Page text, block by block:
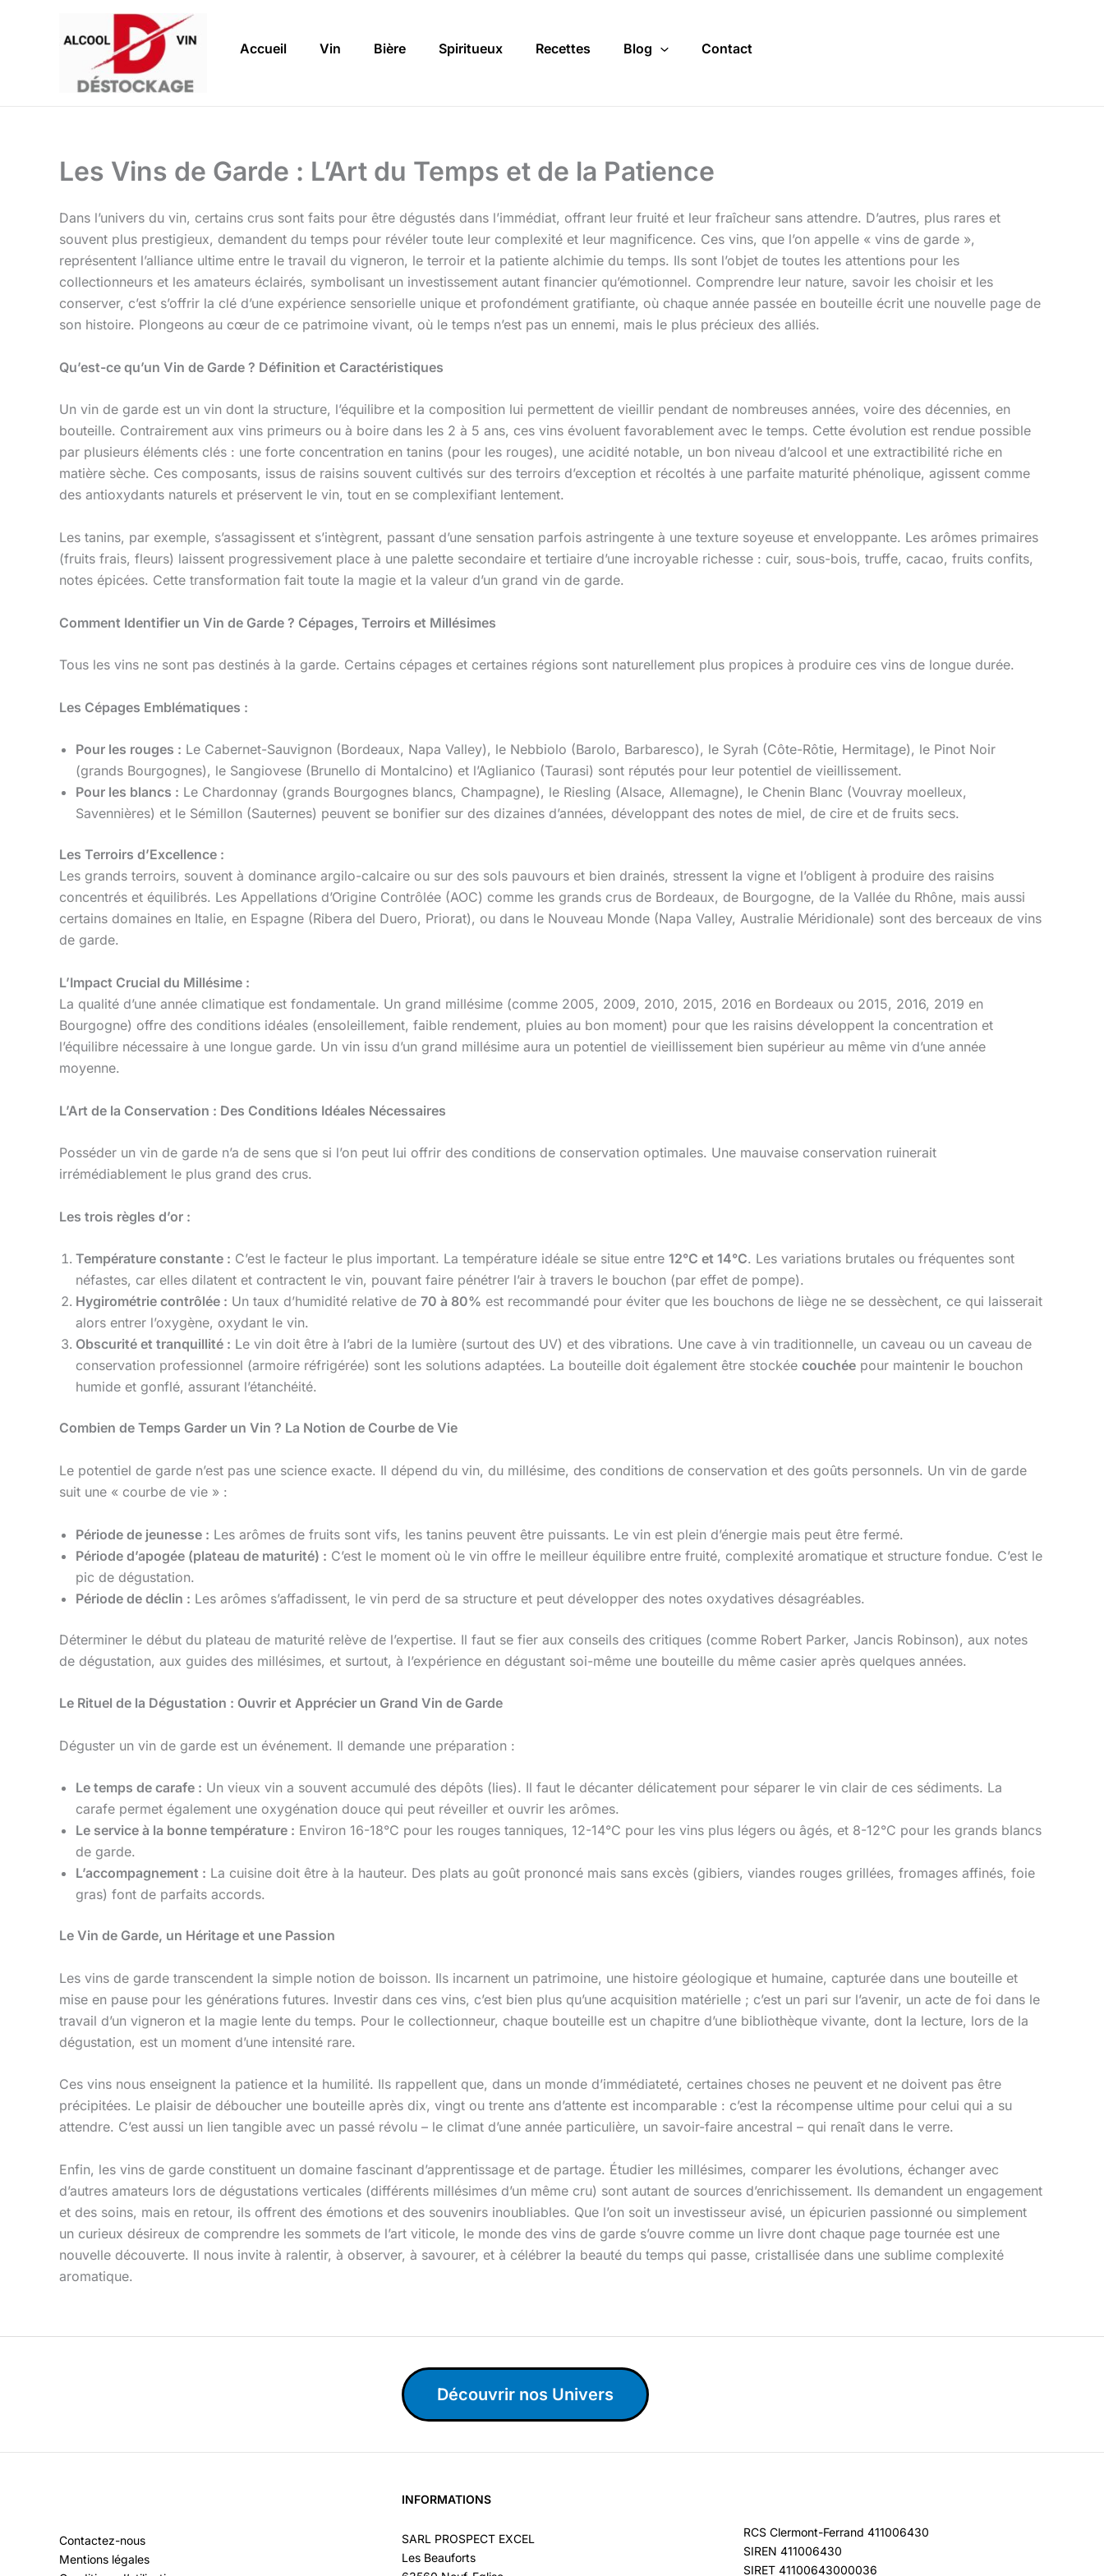
Accueil Vin Bière Spiritueux Recettes Blog Contact
Les Vins de Garde : L’Art du Temps et de la Patience
Dans l’univers du vin, certains crus sont faits pour être dégustés dans l’immédiat, offrant leur fruité et leur fraîcheur sans attendre. D’autres, plus rares et
souvent plus prestigieux, demandent du temps pour révéler toute leur complexité et leur magnificence. Ces vins, que l’on appelle « vins de garde »,
représentent l’alliance ultime entre le travail du vigneron, le terroir et la patiente alchimie du temps. Ils sont l’objet de toutes les attentions pour les
collectionneurs et les amateurs éclairés, symbolisant un investissement autant financier qu’émotionnel. Comprendre leur nature, savoir les choisir et les
conserver, c’est s’offrir la clé d’une expérience sensorielle unique et profondément gratifiante, où chaque année passée en bouteille écrit une nouvelle page de
son histoire. Plongeons au cœur de ce patrimoine vivant, où le temps n’est pas un ennemi, mais le plus précieux des alliés.
Qu’est-ce qu’un Vin de Garde ? Définition et Caractéristiques
Un vin de garde est un vin dont la structure, l’équilibre et la composition lui permettent de vieillir pendant de nombreuses années, voire des décennies, en
bouteille. Contrairement aux vins primeurs ou à boire dans les 2 à 5 ans, ces vins évoluent favorablement avec le temps. Cette évolution est rendue possible
par plusieurs éléments clés : une forte concentration en tanins (pour les rouges), une acidité notable, un bon niveau d’alcool et une extractibilité riche en
matière sèche. Ces composants, issus de raisins souvent cultivés sur des terroirs d’exception et récoltés à une parfaite maturité phénolique, agissent comme
des antioxydants naturels et préservent le vin, tout en se complexifiant lentement.
Les tanins, par exemple, s’assagissent et s’intègrent, passant d’une sensation parfois astringente à une texture soyeuse et enveloppante. Les arômes primaires
(fruits frais, fleurs) laissent progressivement place à une palette secondaire et tertiaire d’une incroyable richesse : cuir, sous-bois, truffe, cacao, fruits confits,
notes épicées. Cette transformation fait toute la magie et la valeur d’un grand vin de garde.
Comment Identifier un Vin de Garde ? Cépages, Terroirs et Millésimes
Tous les vins ne sont pas destinés à la garde. Certains cépages et certaines régions sont naturellement plus propices à produire ces vins de longue durée.
Les Cépages Emblématiques :
Pour les rouges : Le Cabernet-Sauvignon (Bordeaux, Napa Valley), le Nebbiolo (Barolo, Barbaresco), le Syrah (Côte-Rôtie, Hermitage), le Pinot Noir
(grands Bourgognes), le Sangiovese (Brunello di Montalcino) et l’Aglianico (Taurasi) sont réputés pour leur potentiel de vieillissement.
Pour les blancs : Le Chardonnay (grands Bourgognes blancs, Champagne), le Riesling (Alsace, Allemagne), le Chenin Blanc (Vouvray moelleux,
Savennières) et le Sémillon (Sauternes) peuvent se bonifier sur des dizaines d’années, développant des notes de miel, de cire et de fruits secs.
Les Terroirs d’Excellence :
Les grands terroirs, souvent à dominance argilo-calcaire ou sur des sols pauvours et bien drainés, stressent la vigne et l’obligent à produire des raisins
concentrés et équilibrés. Les Appellations d’Origine Contrôlée (AOC) comme les grands crus de Bordeaux, de Bourgogne, de la Vallée du Rhône, mais aussi
certains domaines en Italie, en Espagne (Ribera del Duero, Priorat), ou dans le Nouveau Monde (Napa Valley, Australie Méridionale) sont des berceaux de vins
de garde.
L’Impact Crucial du Millésime :
La qualité d’une année climatique est fondamentale. Un grand millésime (comme 2005, 2009, 2010, 2015, 2016 en Bordeaux ou 2015, 2016, 2019 en
Bourgogne) offre des conditions idéales (ensoleillement, faible rendement, pluies au bon moment) pour que les raisins développent la concentration et
l’équilibre nécessaire à une longue garde. Un vin issu d’un grand millésime aura un potentiel de vieillissement bien supérieur au même vin d’une année
moyenne.
L’Art de la Conservation : Des Conditions Idéales Nécessaires
Posséder un vin de garde n’a de sens que si l’on peut lui offrir des conditions de conservation optimales. Une mauvaise conservation ruinerait
irrémédiablement le plus grand des crus.
Les trois règles d’or :
Température constante : C’est le facteur le plus important. La température idéale se situe entre 12°C et 14°C. Les variations brutales ou fréquentes sont
néfastes, car elles dilatent et contractent le vin, pouvant faire pénétrer l’air à travers le bouchon (par effet de pompe).
Hygirométrie contrôlée : Un taux d’humidité relative de 70 à 80% est recommandé pour éviter que les bouchons de liège ne se dessèchent, ce qui laisserait
alors entrer l’oxygène, oxydant le vin.
Obscurité et tranquillité : Le vin doit être à l’abri de la lumière (surtout des UV) et des vibrations. Une cave à vin traditionnelle, un caveau ou un caveau de
conservation professionnel (armoire réfrigérée) sont les solutions adaptées. La bouteille doit également être stockée couchée pour maintenir le bouchon
humide et gonflé, assurant l’étanchéité.
Combien de Temps Garder un Vin ? La Notion de Courbe de Vie
Le potentiel de garde n’est pas une science exacte. Il dépend du vin, du millésime, des conditions de conservation et des goûts personnels. Un vin de garde
suit une « courbe de vie » :
Période de jeunesse : Les arômes de fruits sont vifs, les tanins peuvent être puissants. Le vin est plein d’énergie mais peut être fermé.
Période d’apogée (plateau de maturité) : C’est le moment où le vin offre le meilleur équilibre entre fruité, complexité aromatique et structure fondue. C’est le
pic de dégustation.
Période de déclin : Les arômes s’affadissent, le vin perd de sa structure et peut développer des notes oxydatives désagréables.
Déterminer le début du plateau de maturité relève de l’expertise. Il faut se fier aux conseils des critiques (comme Robert Parker, Jancis Robinson), aux notes
de dégustation, aux guides des millésimes, et surtout, à l’expérience en dégustant soi-même une bouteille du même casier après quelques années.
Le Rituel de la Dégustation : Ouvrir et Apprécier un Grand Vin de Garde
Déguster un vin de garde est un événement. Il demande une préparation :
Le temps de carafe : Un vieux vin a souvent accumulé des dépôts (lies). Il faut le décanter délicatement pour séparer le vin clair de ces sédiments. La
carafe permet également une oxygénation douce qui peut réveiller et ouvrir les arômes.
Le service à la bonne température : Environ 16-18°C pour les rouges tanniques, 12-14°C pour les vins plus légers ou âgés, et 8-12°C pour les grands blancs
de garde.
L’accompagnement : La cuisine doit être à la hauteur. Des plats au goût prononcé mais sans excès (gibiers, viandes rouges grillées, fromages affinés, foie
gras) font de parfaits accords.
Le Vin de Garde, un Héritage et une Passion
Les vins de garde transcendent la simple notion de boisson. Ils incarnent un patrimoine, une histoire géologique et humaine, capturée dans une bouteille et
mise en pause pour les générations futures. Investir dans ces vins, c’est bien plus qu’une acquisition matérielle ; c’est un pari sur l’avenir, un acte de foi dans le
travail d’un vigneron et la magie lente du temps. Pour le collectionneur, chaque bouteille est un chapitre d’une bibliothèque vivante, dont la lecture, lors de la
dégustation, est un moment d’une intensité rare.
Ces vins nous enseignent la patience et la humilité. Ils rappellent que, dans un monde d’immédiateté, certaines choses ne peuvent et ne doivent pas être
précipitées. Le plaisir de déboucher une bouteille après dix, vingt ou trente ans d’attente est incomparable : c’est la récompense ultime pour celui qui a su
attendre. C’est aussi un lien tangible avec un passé révolu – le climat d’une année particulière, un savoir-faire ancestral – qui renaît dans le verre.
Enfin, les vins de garde constituent un domaine fascinant d’apprentissage et de partage. Étudier les millésimes, comparer les évolutions, échanger avec
d’autres amateurs lors de dégustations verticales (différents millésimes d’un même cru) sont autant de sources d’enrichissement. Ils demandent un engagement
et des soins, mais en retour, ils offrent des émotions et des souvenirs inoubliables. Que l’on soit un investisseur avisé, un épicurien passionné ou simplement
un curieux désireux de comprendre les sommets de l’art viticole, le monde des vins de garde s’ouvre comme un livre dont chaque page tournée est une
nouvelle découverte. Il nous invite à ralentir, à observer, à savourer, et à célébrer la beauté du temps qui passe, cristallisée dans une sublime complexité
aromatique.
Découvrir nos Univers
Contactez-nous
Mentions légales
INFORMATIONS
SARL PROSPECT EXCEL
Les Beauforts
RCS Clermont-Ferrand 411006430
SIREN 411006430
SIRET 41100643000036